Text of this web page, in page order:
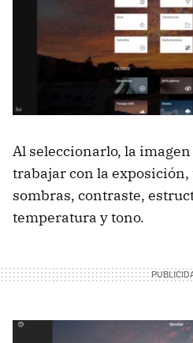
Al seleccionarlo, la
trabajar con la exposición,
sombras, contraste,
temperatura y tono.